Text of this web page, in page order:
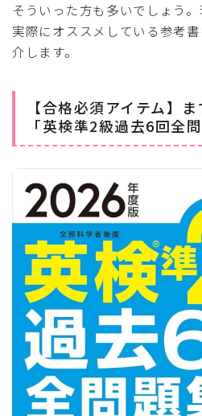
そういった方も多いでしょう。
実際にオススメしている参考
介します。
【合格必須アイテム】
「英検準2級過去6回全問